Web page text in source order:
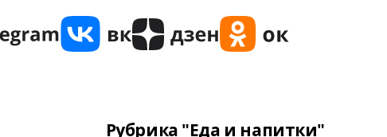
Рубрика "Еда и напитки"